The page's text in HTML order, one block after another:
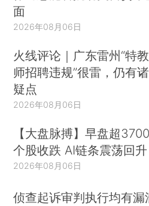
面
2026年08月06日
火线评论｜广东雷州“特
师招聘违规”很雷，仍有
疑点
2026年08月06日
【大盘脉搏】早盘超
个股收跌 AI链条震荡回升
2026年08月06日
侦查起诉审判执行均有漏